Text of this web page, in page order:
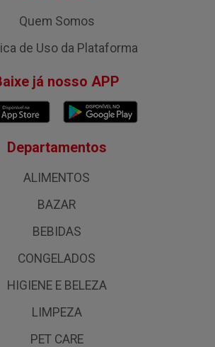
Quem Somos
de Uso da Plataforma
já nosso APP
Departamentos
ALIMENTOS
BAZAR
BEBIDAS
CONGELADOS
HIGIENE E BELEZA
LIMPEZA
PET CARE